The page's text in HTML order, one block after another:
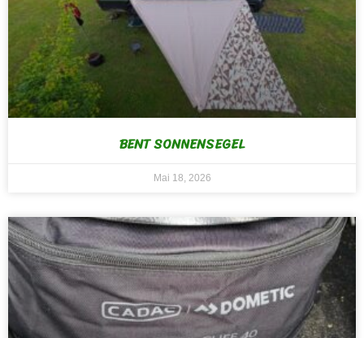
BENT SONNENSEGEL
Mai 18, 2026